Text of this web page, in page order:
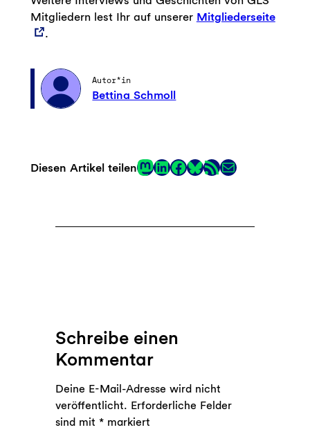
Mitgliedern lest Ihr auf unserer Mitgliederseite
.
Autor*in
Bettina Schmoll
Diesen Artikel teilenMastodon
LinkedIn
Facebook
LinkRSS-Feed
E-Mail
Schreibe einen
Kommentar
Deine E-Mail-Adresse wird nicht
veröffentlicht. Erforderliche Felder
sind mit *markiert